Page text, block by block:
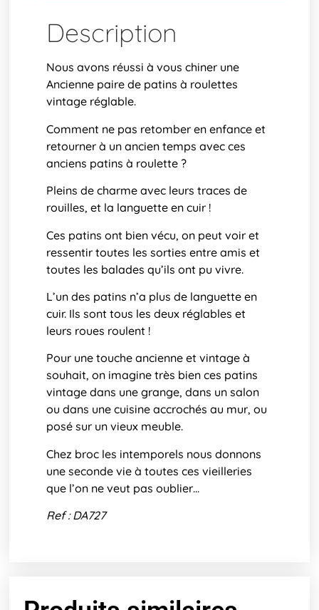
Description
Nous avons réussi à vous chiner une
Ancienne paire de patins à roulettes
vintage réglable.
Comment ne pas retomber en enfance et
retourner à un ancien temps avec ces
anciens patins à roulette ?
Pleins de charme avec leurs traces de
rouilles, et la languette en cuir !
Ces patins ont bien vécu, on peut voir et
ressentir toutes les sorties entre amis et
toutes les balades qu’ils ont pu vivre.
L’un des patins n’a plus de languette en
cuir. Ils sont tous les deux réglables et
leurs roues roulent !
Pour une touche ancienne et vintage à
souhait, on imagine très bien ces patins
vintage dans une grange, dans un salon
ou dans une cuisine accrochés au mur, ou
posé sur un vieux meuble.
Chez broc les intemporels nous donnons
une seconde vie à toutes ces vieilleries
que l’on ne veut pas oublier…
Ref : DA727